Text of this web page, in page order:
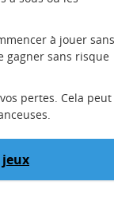
à jouer sans
gagner sans risque
pertes. Cela peut
jeux